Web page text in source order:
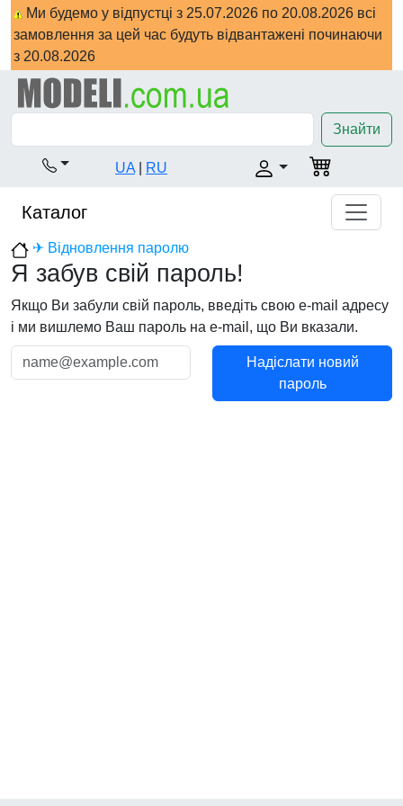
Ми будемо у відпустці з 25.07.2026 по 20.08.2026 всі
замовлення за цей час будуть відвантажені починаючи
з 20.08.2026
Знайти
UA RU
Каталог
✈ Відновлення паролю
Я забув свій пароль!
Якщо Ви забули свій пароль, введіть свою e-maіl адресу
і ми вишлемо Ваш парoль на e-maіl, що Ви вказали.
Надіслати новий
пароль